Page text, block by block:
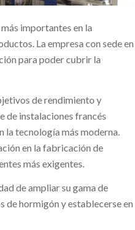
importantes en la
La empresa con sede en
para poder cubrir la
de rendimiento y
de instalaciones francés
tecnología más moderna.
en la fabricación de
más exigentes.
de ampliar su gama de
de hormigón y establecerse en